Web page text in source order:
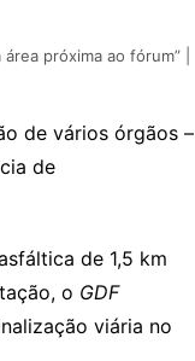
próxima ao fórum” |
de vários órgãos –
de
de 1,5 km
o GDF
viária no